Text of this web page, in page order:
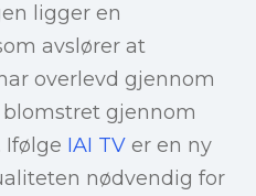
ligger en
avslører at
overlevd gjennom
gjennom
Ifølge IAI TV er en ny
nødvendig for